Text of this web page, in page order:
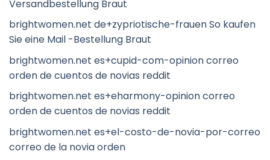
Versandbestellung Braut
brightwomen.net de+zypriotische-frauen So kaufen
Sie eine Mail -Bestellung Braut
brightwomen.net es+cupid-com-opinion correo
orden de cuentos de novias reddit
brightwomen.net es+eharmony-opinion correo
orden de cuentos de novias reddit
brightwomen.net es+el-costo-de-novia-por-correo
correo de la novia orden